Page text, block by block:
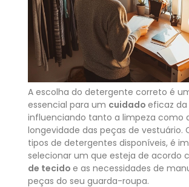
A escolha do detergente correto é
essencial para um cuidado eficaz da
influenciando tanto a limpeza como
longevidade das peças de vestuário.
tipos de detergentes disponíveis, é
selecionar um que esteja de acordo
de tecido e as necessidades de
peças do seu guarda-roupa.